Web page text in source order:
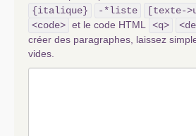
{italique}
-*liste [texte-
<code> et le code HTML <q>
créer des paragraphes, laissez
vides.